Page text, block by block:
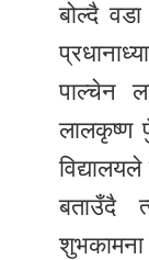
बोल्दै
पाल्चेन
लालकृष्ण
बताउँदै
शुभकामना